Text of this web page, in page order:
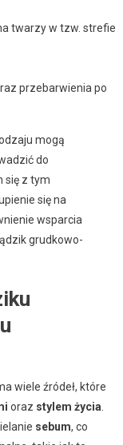
twarzy w tzw. strefie
przebarwienia po
mogą
do
się z tym
się na
wsparcia
grudkowo-
wiele źródeł, które
oraz stylem życia.
sebum, co